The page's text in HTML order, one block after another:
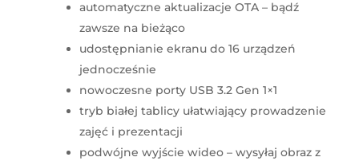
automatyczne aktualizacje OTA – bądź
zawsze na bieżąco
udostępnianie ekranu do 16 urządzeń
jednocześnie
nowoczesne porty USB 3.2 Gen 1×1
tryb białej tablicy ułatwiający prowadzenie
zajęć i prezentacji
podwójne wyjście wideo – wysyłaj obraz z